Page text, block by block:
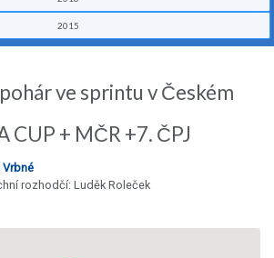
2015
ve sprintu v Českém
CUP + MČR +7. ČPJ
Vrbné
rozhodčí: Luděk Roleček